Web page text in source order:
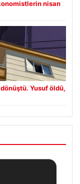
nisan
Yusuf öldü,